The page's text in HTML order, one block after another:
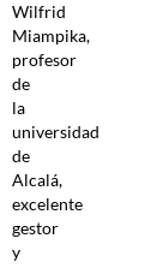
Wilfrid
Miampika,
profesor
de
la
universidad
de
Alcalá,
excelente
gestor
y